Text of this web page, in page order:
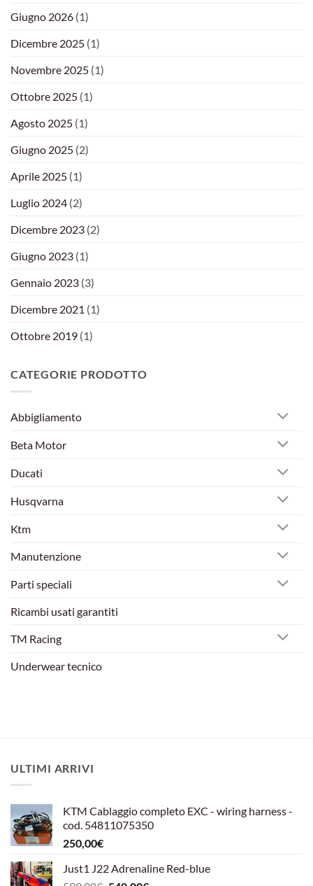
Giugno 2026 (1)
Dicembre 2025 (1)
Novembre 2025 (1)
Ottobre 2025 (1)
Agosto 2025 (1)
Giugno 2025 (2)
Aprile 2025 (1)
Luglio 2024 (2)
Dicembre 2023 (2)
Giugno 2023 (1)
Gennaio 2023 (3)
Dicembre 2021 (1)
Ottobre 2019 (1)
CATEGORIE PRODOTTO
Abbigliamento
Beta Motor
Ducati
Husqvarna
Ktm
Manutenzione
Parti speciali
Ricambi usati garantiti
TM Racing
Underwear tecnico
ULTIMI ARRIVI
KTM Cablaggio completo EXC - wiring harness -
cod. 54811075350
250,00€
Just1 J22 Adrenaline Red-blue